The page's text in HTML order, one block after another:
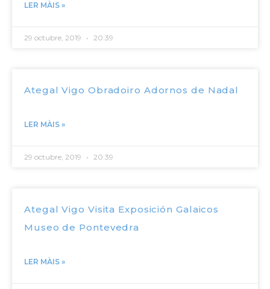
LER MÀIS »
29 octubre, 2019 20:39
Ategal Vigo Obradoiro Adornos de Nadal
LER MÀIS »
29 octubre, 2019 20:39
Ategal Vigo Visita Exposición Galaicos
Museo de Pontevedra
LER MÀIS »